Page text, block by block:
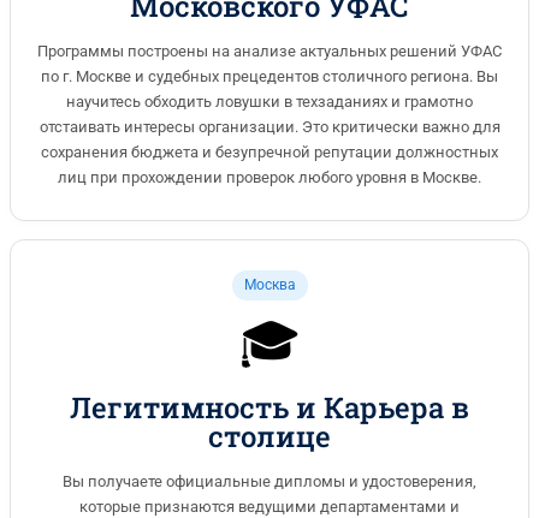
Программы построены на анализе актуальных решений УФАС
по г. Москве и судебных прецедентов столичного региона. Вы
научитесь обходить ловушки в техзаданиях и грамотно
отстаивать интересы организации. Это критически важно для
сохранения бюджета и безупречной репутации должностных
лиц при прохождении проверок любого уровня в Москве.
Москва
🎓
Легитимность и Карьера в
столице
Вы получаете официальные дипломы и удостоверения,
которые признаются ведущими департаментами и